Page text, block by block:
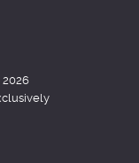
2026